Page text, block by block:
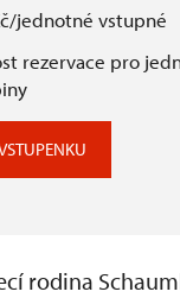
jednotné vstupné
rezervace pro
rodina